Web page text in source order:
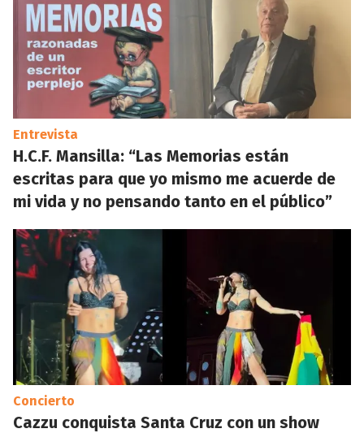
Entrevista
H.C.F. Mansilla: “Las Memorias están
escritas para que yo mismo me acuerde de
mi vida y no pensando tanto en el público”
Concierto
Cazzu conquista Santa Cruz con un show